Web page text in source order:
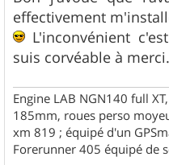
effectivement
L'inconvénient
suis corvéable à merci.
Engine LAB NGN140 full
185mm, roues perso
xm 819 ; équipé d'un
Forerunner 405 équipé de